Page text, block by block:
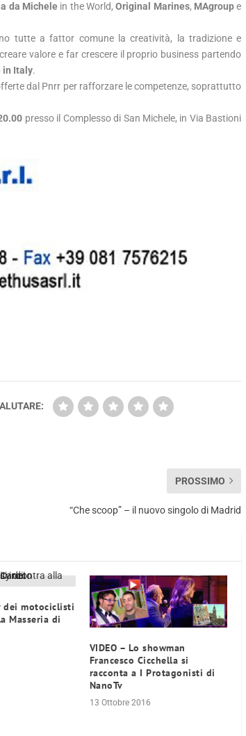
da Michele in the World,Original Marines, MAgroupe
tutte a fattor comune la creatività, la tradizione e
valore e far crescere il proprio business partendo
in Italy.
dal Pnrr per rafforzare le competenze, soprattutto
presso il Complesso di San Michele, in Via Bastioni
PROSSIMO
“Che scoop” – il nuovo singolo di Madrid
dei motociclisti
Masseria di
VIDEO – Lo showman
Francesco Cicchella si
racconta a I Protagonisti di
NanoTv
13 Ottobre 2016